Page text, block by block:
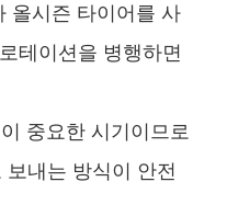
올시즌 타이어를 사
테이션을 병행하면
중요한 시기이므로
내는 방식이 안전